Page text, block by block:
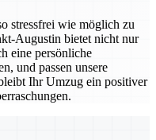
stressfrei wie möglich zu
Augustin bietet nicht nur
eine persönliche
und passen unsere
Ihr Umzug ein positiver